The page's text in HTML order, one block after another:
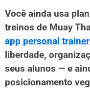
Você ainda usa
treinos de Muay
app personal trainer
liberdade,
seus alunos — e
posicionamento